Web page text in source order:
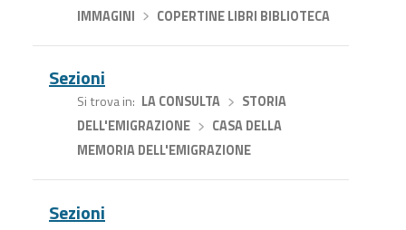
IMMAGINI
COPERTINE LIBRI BIBLIOTECA
Sezioni
Si trova in LA CONSULTA›
STORIA
DELL'EMIGRAZIONE›
CASA DELLA
MEMORIA DELL'EMIGRAZIONE
Sezioni